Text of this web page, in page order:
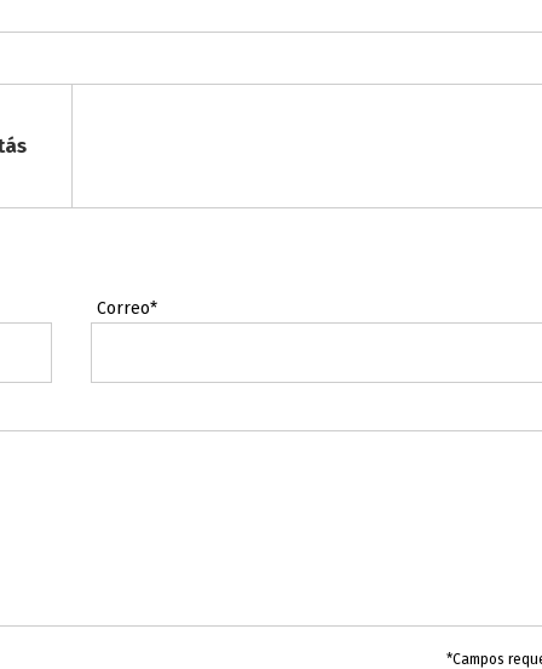
Correo*
*Campos